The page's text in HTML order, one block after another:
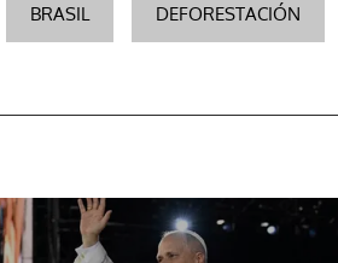
BRASIL DEFORESTACIÓN